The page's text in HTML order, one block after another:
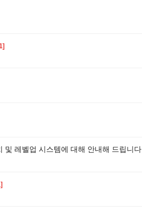
및 레벨업 시스템에 대해 안내해 드립니다